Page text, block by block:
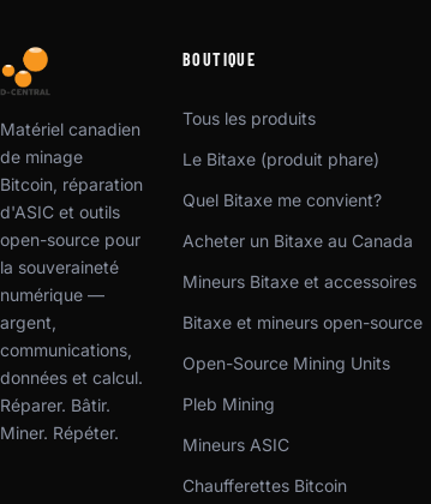
Matériel canadien
de minage
Bitcoin, réparation
d'ASIC et outils
open-source pour
la souveraineté
numérique —
argent,
communications,
données et calcul.
Réparer. Bâtir.
Miner. Répéter.
BOUTIQUE
Tous les produits
Le Bitaxe (produit phare)
Quel Bitaxe me convient?
Acheter un Bitaxe au Canada
Mineurs Bitaxe et accessoires
Bitaxe et mineurs open-source
Open-Source Mining Units
Pleb Mining
Mineurs ASIC
Chaufferettes Bitcoin